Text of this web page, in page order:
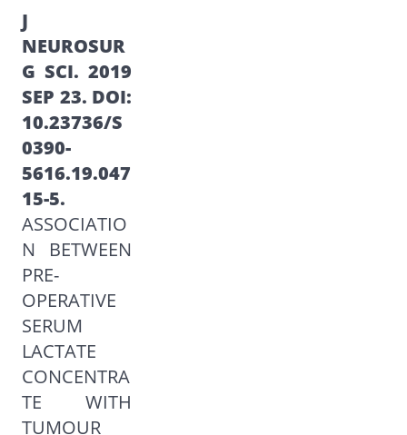
J
NEUROSUR
G SCI. 2019
SEP 23. DOI:
10.23736/S
0390-
5616.19.047
15-5.
ASSOCIATIO
N BETWEEN
PRE-
OPERATIVE
SERUM
LACTATE
CONCENTRA
TE WITH
TUMOUR